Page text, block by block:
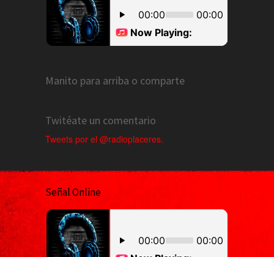
Manito para arriba o comparte
Twitéate un comentario
Tweets por el @radioplaceres.
Señal Online